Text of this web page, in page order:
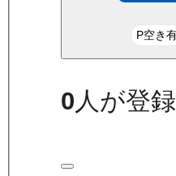
P空き
0 人が登